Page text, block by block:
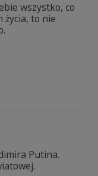
wszystko, co
życia, to nie
Putina.